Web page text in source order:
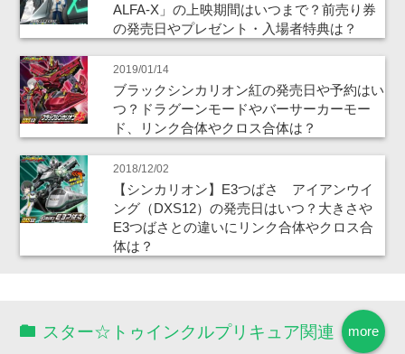
ALFA-X」の上映期間はいつまで？前売り券
の発売日やプレゼント・入場者特典は？
2019/01/14
ブラックシンカリオン紅の発売日や予約はい
つ？ドラグーンモードやバーサーカーモー
ド、リンク合体やクロス合体は？
2018/12/02
【シンカリオン】E3つばさ アイアンウイ
ング（DXS12）の発売日はいつ？大きさや
E3つばさとの違いにリンク合体やクロス合
体は？
more
スター☆トゥインクルプリキュア関連